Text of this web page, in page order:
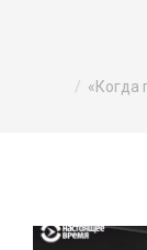
«Когда